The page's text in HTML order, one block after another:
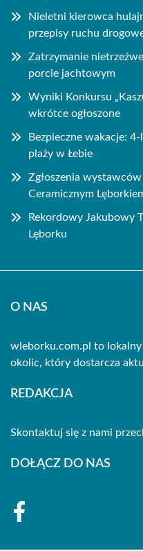
Nieletni kierowca
przepisy ruchu
Zatrzymanie
porcie jachtowym
Wyniki Konkursu
wkrótce ogłoszone
Bezpieczne wakacje:
plaży w Łebie
Zgłoszenia
Ceramicznym
Rekordowy Jakubowy
Lęborku
O NAS
wleborku.com.pl to
okolic, który dostarcza
REDAKCJA
Skontaktuj się z nami
DOŁĄCZ DO NAS